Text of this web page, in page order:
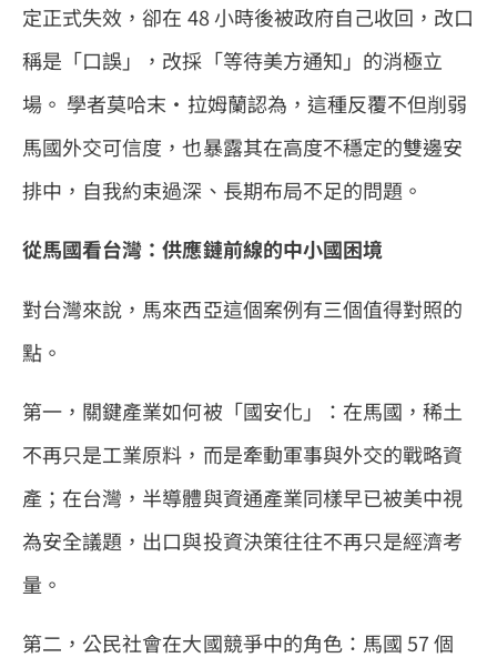
定正式失效，卻在 48 小時後被政府自己收回，改口
稱是「口誤」，改採「等待美方通知」的消極立
場。 學者莫哈末·拉姆蘭認為，這種反覆不但削弱
馬國外交可信度，也暴露其在高度不穩定的雙邊安
排中，自我約束過深、長期布局不足的問題。
從馬國看台灣：供應鏈前線的中小國困境
對台灣來說，馬來西亞這個案例有三個值得對照的
點。
第一，關鍵產業如何被「國安化」：在馬國，稀土
不再只是工業原料，而是牽動軍事與外交的戰略資
產；在台灣，半導體與資通產業同樣早已被美中視
為安全議題，出口與投資決策往往不再只是經濟考
量。
第二，公民社會在大國競爭中的角色：馬國 57 個